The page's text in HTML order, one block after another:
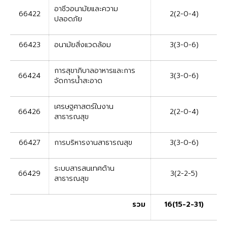
66422
อาชีวอนามัยและความ
ปลอดภัย
2(2-0-4)
66423 อนามัยสิ่งแวดล้อม 3(3-0-6)
66424
การสุขาภิบาลอาหารและการ
จัดการน้ำสะอาด
3(3-0-6)
66426
เศรษฐศาสตร์ในงาน
สาธารณสุข
2(2-0-4)
66427 การบริหารงานสาธารณสุข 3(3-0-6)
66429
ระบบสารสนเทศด้าน
สาธารณสุข
3(2-2-5)
รวม 16(15-2-31)